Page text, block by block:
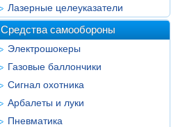
Лазерные целеуказатели
Средства самообороны
Электрошокеры
Газовые баллончики
Сигнал охотника
Арбалеты и луки
Пневматика